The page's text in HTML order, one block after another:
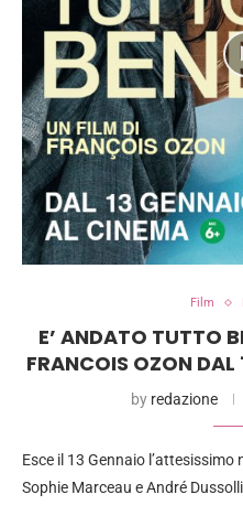
Film
E’ ANDATO TUTTO
FRANCOIS OZON
by redazione
Esce il 13 Gennaio
Sophie Marceau e André